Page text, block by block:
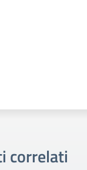
correlati